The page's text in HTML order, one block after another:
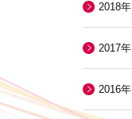
2018年
2017年
2016年